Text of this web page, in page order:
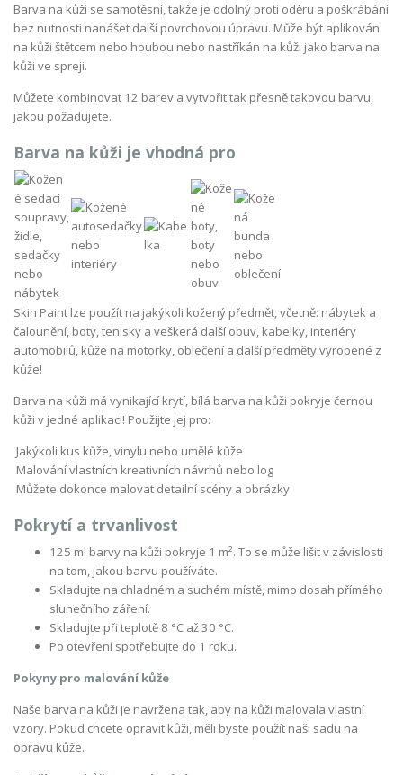
Barva na kůži se samotěsní, takže je odolný proti oděru a poškrábání
bez nutnosti nanášet další povrchovou úpravu. Může být aplikován
na kůži štětcem nebo houbou nebo nastříkán na kůži jako barva na
kůži ve spreji.
Můžete kombinovat 12 barev a vytvořit tak přesně takovou barvu,
jakou požadujete.
Barva na kůži je vhodná pro
Skin Paint lze použít na jakýkoli kožený předmět, včetně: nábytek a
čalounění, boty, tenisky a veškerá další obuv, kabelky, interiéry
automobilů, kůže na motorky, oblečení a další předměty vyrobené z
kůže!
Barva na kůži má vynikající krytí, bílá barva na kůži pokryje černou
kůži v jedné aplikaci! Použijte jej pro:
Jakýkoli kus kůže, vinylu nebo umělé kůže
Malování vlastních kreativních návrhů nebo log
Můžete dokonce malovat detailní scény a obrázky
Pokrytí a trvanlivost
125 ml barvy na kůži pokryje 1 m². To se může lišit v závislosti
na tom, jakou barvu používáte.
Skladujte na chladném a suchém místě, mimo dosah přímého
slunečního záření.
Skladujte při teplotě 8 °C až 30 °C.
Po otevření spotřebujte do 1 roku.
Pokyny pro malování kůže
Naše barva na kůži je navržena tak, aby na kůži malovala vlastní
vzory. Pokud chcete opravit kůži, měli byste použít naši sadu na
opravu kůže.